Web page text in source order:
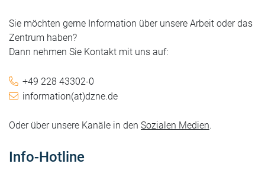
Sie möchten gerne Information über unsere Arbeit oder das
Zentrum haben?
Dann nehmen Sie Kontakt mit uns auf:
+49 228 43302-0
information(at)dzne.de
Oder über unsere Kanäle in den Sozialen Medien.
Info-Hotline